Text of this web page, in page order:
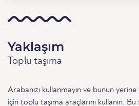
Yaklaşım
Toplu taşıma
Arabanızı kullanmayın ve bunun
için toplu taşıma araçlarını kullanın.